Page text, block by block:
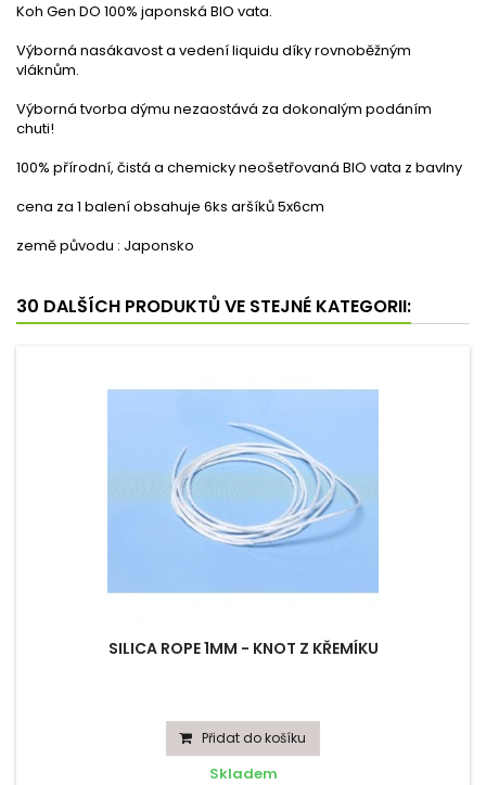
Koh Gen DO 100% japonská BIO vata.
Výborná nasákavost a vedení liquidu díky rovnoběžným
vláknům.
Výborná tvorba dýmu nezaostává za dokonalým podáním
chuti!
100% přírodní, čistá a chemicky neošetřovaná BIO vata z bavlny
cena za 1 balení obsahuje 6ks aršíků 5x6cm
země původu : Japonsko
30 DALŠÍCH PRODUKTŮ VE STEJNÉ KATEGORII:
SILICA ROPE 1MM - KNOT Z KŘEMÍKU
Přidat do košíku
Skladem